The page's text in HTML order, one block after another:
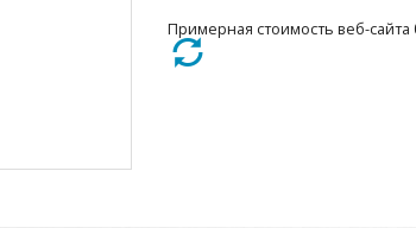
Примерная стоимость веб-